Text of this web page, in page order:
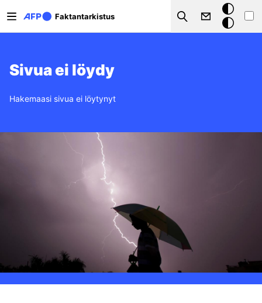
Faktantarkistus
Search
Tumma
tila
Sivua ei löydy
Hakemaasi sivua ei löytynyt